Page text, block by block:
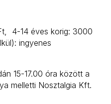
4-14 éves korig: 3000
ingyenes
15-17.00 óra között a
melletti Nosztalgia Kft.